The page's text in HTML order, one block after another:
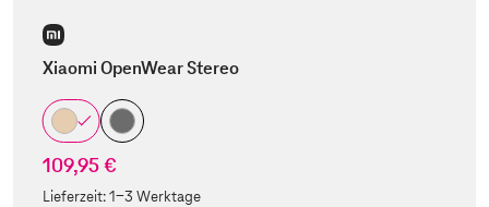
Xiaomi OpenWear Stereo
109,95 €
Lieferzeit:1-3 Werktage